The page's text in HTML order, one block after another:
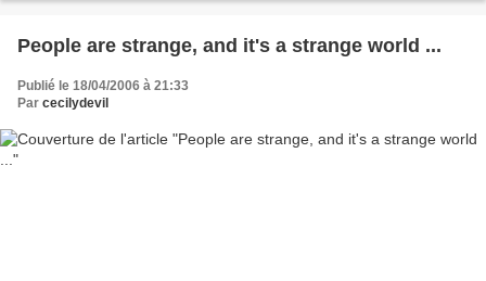
People are strange, and it's a strange world ...
Publié le 18/04/2006 à 21:33
Par cecilydevil